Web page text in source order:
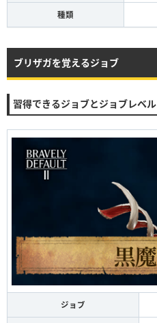
種類
ブリザガを覚えるジョブ
習得できるジョブとジョブレベル
ジョブ